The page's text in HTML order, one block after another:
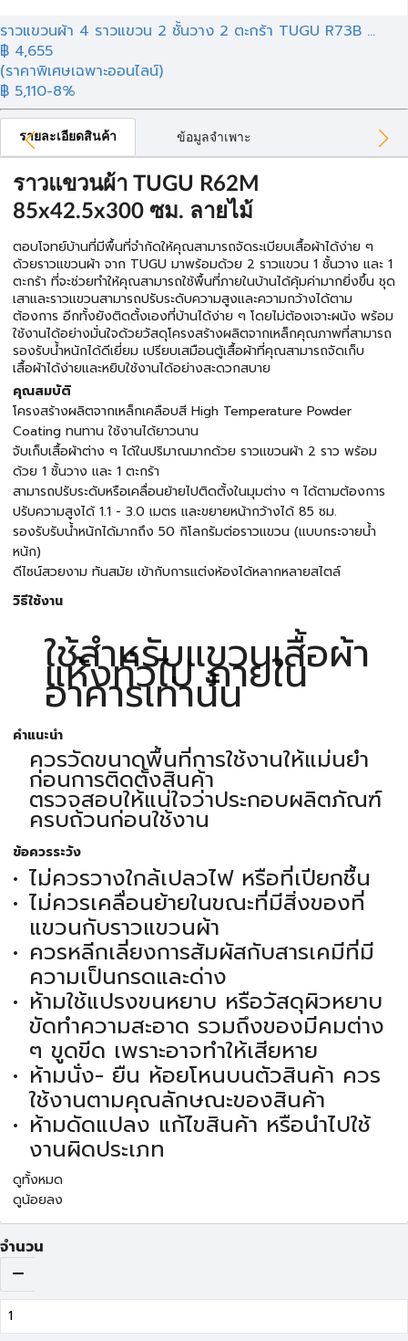
ราวแขวนผ้า 4 ราวแขวน 2 ชั้นวาง 2 ตะกร้า TUGU R73B ...
฿ 4,655
(ราคาพิเศษเฉพาะออนไลน์)
฿ 5,110-8%
รายละเอียดสินค้า ข้อมูลจำเพาะ
ราวแขวนผ้า TUGU R62M
85x42.5x300 ซม. ลายไม้
ตอบโจทย์บ้านที่มีพื้นที่จำกัดให้คุณสามารถจัดระเบียบเสื้อผ้าได้ง่าย ๆ
ด้วยราวแขวนผ้า จาก TUGU มาพร้อมด้วย 2 ราวแขวน 1 ชั้นวาง และ 1
ตะกร้า ที่จะช่วยทำให้คุณสามารถใช้พื้นที่ภายในบ้านได้คุ้มค่ามากยิ่งขึ้น ชุด
เสาและราวแขวนสามารถปรับระดับความสูงและความกว้างได้ตาม
ต้องการ อีกทั้งยังติดตั้งเองที่บ้านได้ง่าย ๆ โดยไม่ต้องเจาะผนัง พร้อม
ใช้งานได้อย่างมั่นใจด้วยวัสดุโครงสร้างผลิตจากเหล็กคุณภาพที่สามารถ
รองรับน้ำหนักได้ดีเยี่ยม เปรียบเสมือนตู้เสื้อผ้าที่คุณสามารถจัดเก็บ
เสื้อผ้าได้ง่ายและหยิบใช้งานได้อย่างสะดวกสบาย
คุณสมบัติ
โครงสร้างผลิตจากเหล็กเคลือบสี High Temperature Powder
Coating ทนทาน ใช้งานได้ยาวนาน
จับเก็บเสื้อผ้าต่าง ๆ ได้ในปริมาณมากด้วย ราวแขวนผ้า 2 ราว พร้อม
ด้วย 1 ชั้นวาง และ 1 ตะกร้า
สามารถปรับระดับหรือเคลื่อนย้ายไปติดตั้งในมุมต่าง ๆ ได้ตามต้องการ
ปรับความสูงได้ 1.1 - 3.0 เมตร และขยายหน้ากว้างได้ 85 ซม.
รองรับรับน้ำหนักได้มากถึง 50 กิโลกรัมต่อราวแขวน (แบบกระจายน้ำ
หนัก)
ดีไซน์สวยงาม ทันสมัย เข้ากับการแต่งห้องได้หลากหลายสไตล์
วิธีใช้งาน
ใช้สำหรับแขวนเสื้อผ้า
แห้งทั่วไป ภายใน
อาคารเท่านั้น
คำแนะนำ
ควรวัดขนาดพื้นที่การใช้งานให้แม่นยำ
ก่อนการติดตั้งสินค้า
ตรวจสอบให้แน่ใจว่าประกอบผลิตภัณฑ์
ครบถ้วนก่อนใช้งาน
ข้อควรระวัง
ไม่ควรวางใกล้เปลวไฟ หรือที่เปียกชื้น
ไม่ควรเคลื่อนย้ายในขณะที่มีสิ่งของที่
แขวนกับราวแขวนผ้า
ควรหลีกเลี่ยงการสัมผัสกับสารเคมีที่มี
ความเป็นกรดและด่าง
ห้ามใช้แปรงขนหยาบ หรือวัสดุผิวหยาบ
ขัดทำความสะอาด รวมถึงของมีคมต่าง
ๆ ขูดขีด เพราะอาจทำให้เสียหาย
ห้ามนั่ง- ยืน ห้อยโหนบนตัวสินค้า ควร
ใช้งานตามคุณลักษณะของสินค้า
ห้ามดัดแปลง แก้ไขสินค้า หรือนำไปใช้
งานผิดประเภท
ดูทั้งหมด
ดูน้อยลง
จำนวน